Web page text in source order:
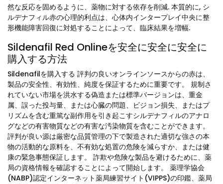
然な反応を固めるように、薬物に対する依存を削減. 本質的に, シ
ルデナフィル赤の心理的利点は、心体内インタープレイ中央に整
形機能障害回復に対処することによって、臨床結果を増幅.
Sildenafil Red Onlineを安全に安全に安全に
購入する方法
Sildenafilを購入する 評判の良いオンラインソースからの赤は、
製品の安全性、有効性、純度を保証するために重要です。 規制さ
れていない市場を洪水する偽造または標準バージョンは、重金
属、誤った投与量、または心臓の問題、ビジョン損失、またはプ
リズムを含む重篤な副作用を引き起こすシルデナフィルのアナロ
グなどの有害物質などの有害な汚染物質を含むことができます。
評判が良い源は厳密な品質管理の下で製造された適切な強さの本
物の活動的な原料を、不有効な処置の危険を減らすか、または健
康の緊急事態保証します。 詐欺や危険な製品を避けるために、薬
局の資格情報を確認することによって開始します。 薬理学協会
(NABP)認定インターネット薬局練習サイト(VIPPS)の印鑑、薬局